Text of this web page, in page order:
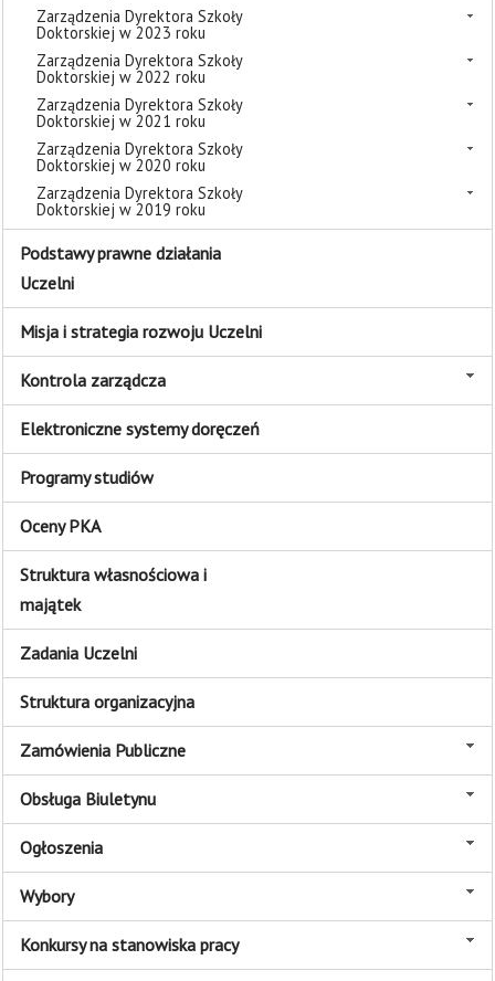
Zarządzenia Dyrektora Szkoły
Doktorskiej w 2023 roku
Zarządzenia Dyrektora Szkoły
Doktorskiej w 2022 roku
Zarządzenia Dyrektora Szkoły
Doktorskiej w 2021 roku
Zarządzenia Dyrektora Szkoły
Doktorskiej w 2020 roku
Zarządzenia Dyrektora Szkoły
Doktorskiej w 2019 roku
Podstawy prawne działania
Uczelni
Misja i strategia rozwoju Uczelni
Kontrola zarządcza
Elektroniczne systemy doręczeń
Programy studiów
Oceny PKA
Struktura własnościowa i
majątek
Zadania Uczelni
Struktura organizacyjna
Zamówienia Publiczne
Obsługa Biuletynu
Ogłoszenia
Wybory
Konkursy na stanowiska pracy